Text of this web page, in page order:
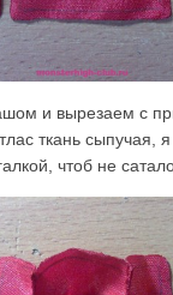
и вырезаем с
ткань сыпучая, я
чтоб не